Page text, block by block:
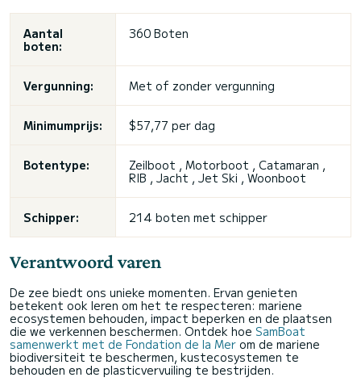
Aantal
boten:
360 Boten
Vergunning: Met of zonder vergunning
Minimumprijs: $57,77 per dag
Botentype:
Zeilboot , Motorboot , Catamaran ,
RIB , Jacht , Jet Ski , Woonboot
Schipper: 214 boten met schipper
Verantwoord varen
De zee biedt ons unieke momenten. Ervan genieten
betekent ook leren om het te respecteren: mariene
ecosystemen behouden, impact beperken en de plaatsen
die we verkennen beschermen. Ontdek hoe SamBoat
samenwerkt met de Fondation de la Mer om de mariene
biodiversiteit te beschermen, kustecosystemen te
behouden en de plasticvervuiling te bestrijden.